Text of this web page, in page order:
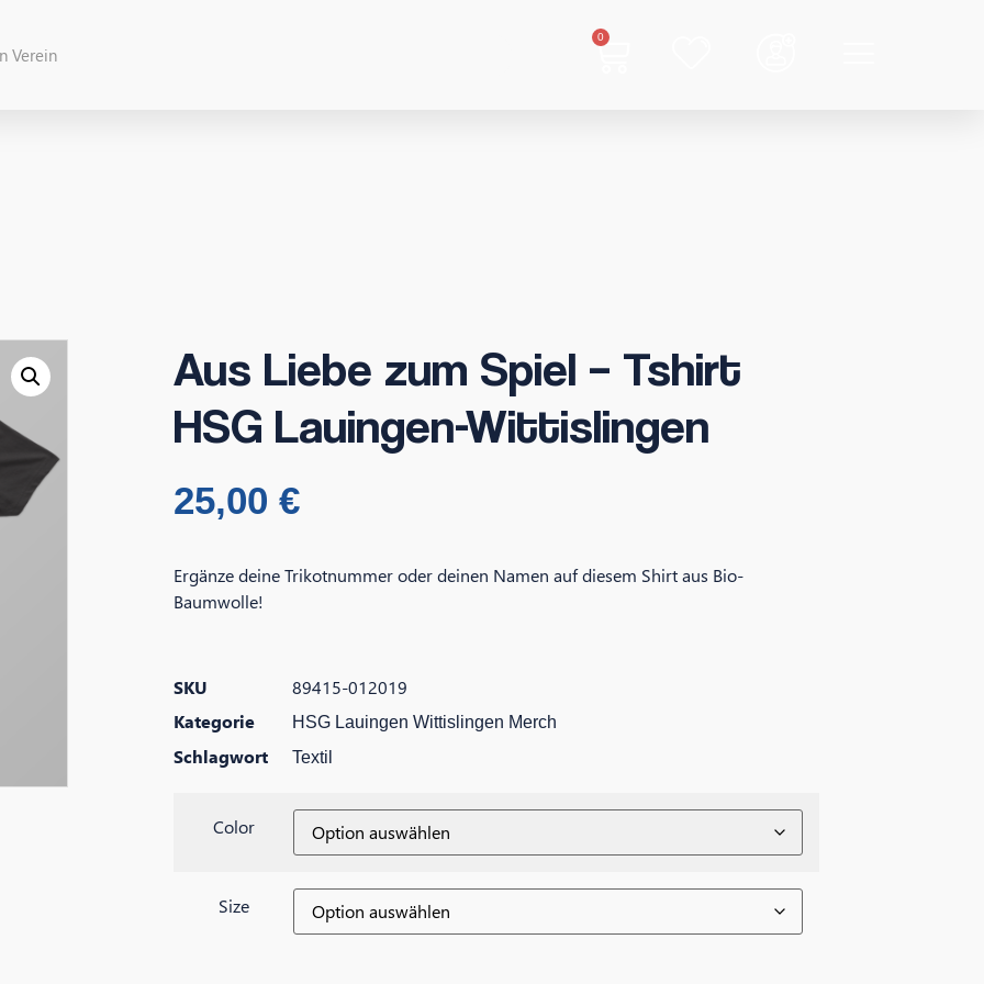
0
Aus Liebe zum Spiel – Tshirt
HSG Lauingen-Wittislingen
25,00 €
Ergänze deine Trikotnummer oder deinen Namen auf diesem Shirt aus Bio-
Baumwolle!
SKU
89415-012019
Kategorie
HSG Lauingen Wittislingen Merch
Schlagwort Textil
Color
Size